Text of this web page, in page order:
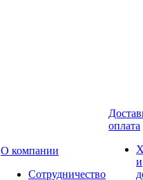
О компании
Сотрудничество
оплата
и